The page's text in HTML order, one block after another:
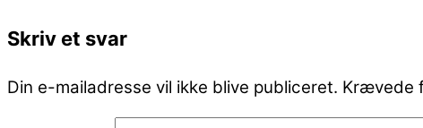
Skriv et svar
Din e-mailadresse vil ikke blive publiceret. Krævede